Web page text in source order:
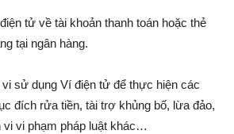
tử về tài khoản thanh toán hoặc thẻ
tại ngân hàng.
sử dụng Ví điện tử để thực hiện các
đích rửa tiền, tài trợ khủng bố, lừa đảo,
vi vi phạm pháp luật khác…